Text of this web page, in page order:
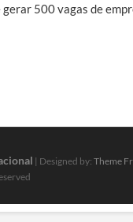
500 vagas de
| Designed by: Theme